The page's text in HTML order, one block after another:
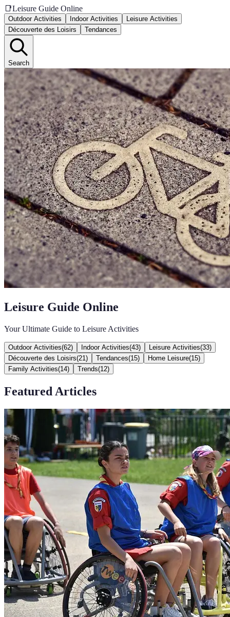
📑Leisure Guide Online
Outdoor Activities Indoor Activities
Leisure Activities
Découverte des Loisirs
Tendances
Search
Leisure Guide Online
Your Ultimate Guide to Leisure Activities
Outdoor Activities(62) Indoor Activities(43) Leisure Activities(33)
Découverte des Loisirs(21 ) Tendances(15) Home Leisure(15)
Family Activities(14) Trends(12)
Featured Articles